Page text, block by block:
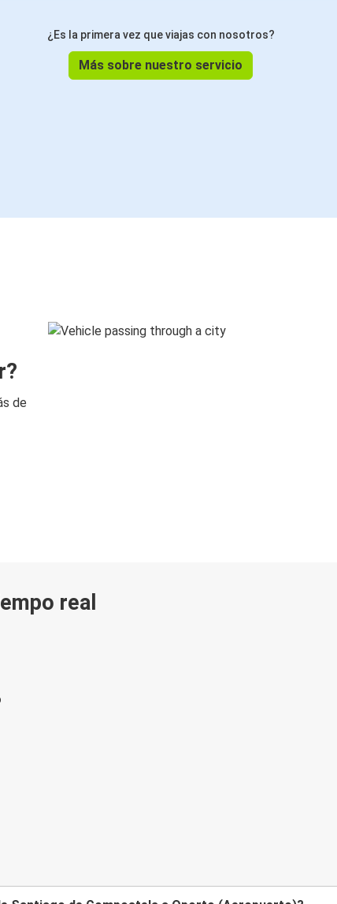
¿Es la primera vez que viajas con nosotros?
Más sobre nuestro servicio
de
real